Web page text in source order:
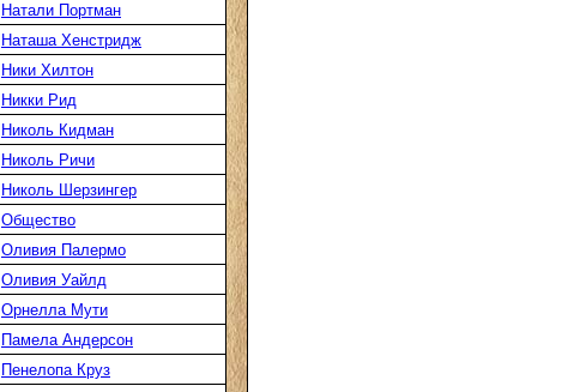
Натали Портман
Наташа Хенстридж
Ники Хилтон
Никки Рид
Николь Кидман
Николь Ричи
Николь Шерзингер
Общество
Оливия Палермо
Оливия Уайлд
Орнелла Мути
Памела Андерсон
Пенелопа Круз